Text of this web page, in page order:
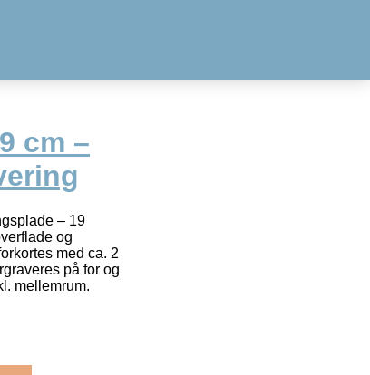
cm –
– 19
og
med ca. 2
på for og
mellemrum.